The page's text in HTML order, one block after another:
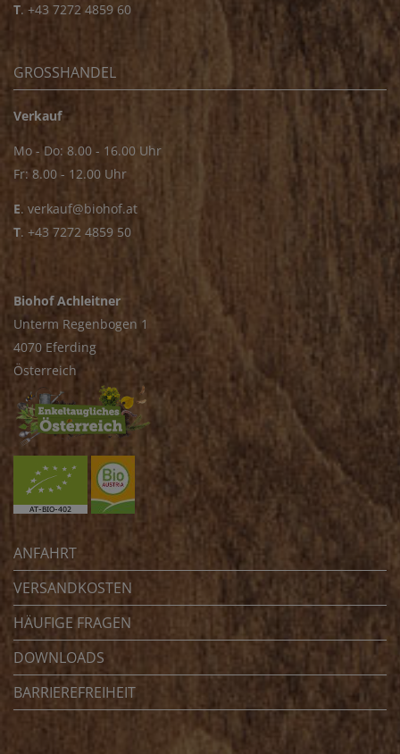
T. +43 7272 4859 60
GROSSHANDEL
Verkauf
Mo - Do: 8.00 - 16.00 Uhr
Fr: 8.00 - 12.00 Uhr
E. verkauf@biohof.at
T. +43 7272 4859 50
Biohof Achleitner
Unterm Regenbogen 1
4070 Eferding
Österreich
ANFAHRT
VERSANDKOSTEN
HÄUFIGE FRAGEN
DOWNLOADS
BARRIEREFREIHEIT